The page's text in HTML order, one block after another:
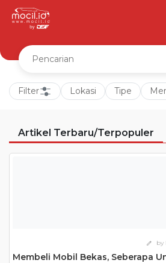
Filter Lokasi Tipe
Artikel Terbaru/Terpopuler
edit by
Membeli Mobil Bekas, Seberapa